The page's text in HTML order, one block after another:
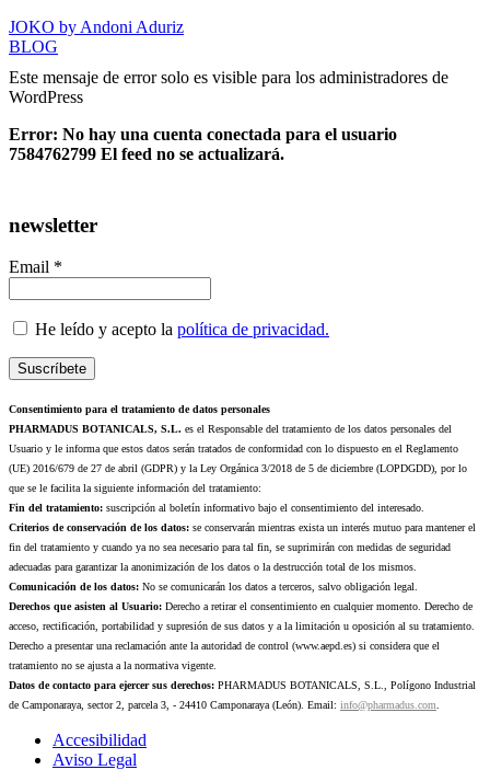
JOKO by Andoni Aduriz
BLOG
Este mensaje de error solo es visible para los administradores de
WordPress
Error: No hay una cuenta conectada para el usuario
7584762799 El feed no se actualizará.
newsletter
Email *
He leído y acepto la política de privacidad.
Consentimiento para el tratamiento de datos personales
PHARMADUS BOTANICALS, S.L. es el Responsable del tratamiento de los datos personales del
Usuario y le informa que estos datos serán tratados de conformidad con lo dispuesto en el Reglamento
(UE) 2016/679 de 27 de abril (GDPR) y la Ley Orgánica 3/2018 de 5 de diciembre (LOPDGDD), por lo
que se le facilita la siguiente información del tratamiento:
Fin del tratamiento: suscripción al boletín informativo bajo el consentimiento del interesado.
Criterios de conservación de los datos: se conservarán mientras exista un interés mutuo para mantener el
fin del tratamiento y cuando ya no sea necesario para tal fin, se suprimirán con medidas de seguridad
adecuadas para garantizar la anonimización de los datos o la destrucción total de los mismos.
Comunicación de los datos: No se comunicarán los datos a terceros, salvo obligación legal.
Derechos que asisten al Usuario: Derecho a retirar el consentimiento en cualquier momento. Derecho de
acceso, rectificación, portabilidad y supresión de sus datos y a la limitación u oposición al su tratamiento.
Derecho a presentar una reclamación ante la autoridad de control (www.aepd.es) si considera que el
tratamiento no se ajusta a la normativa vigente.
Datos de contacto para ejercer sus derechos: PHARMADUS BOTANICALS, S.L., Polígono Industrial
de Camponaraya, sector 2, parcela 3, - 24410 Camponaraya (León). Email: info@pharmadus.com.
Accesibilidad
Aviso Legal